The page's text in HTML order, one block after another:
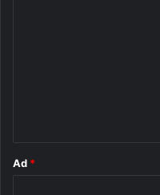
Ad *